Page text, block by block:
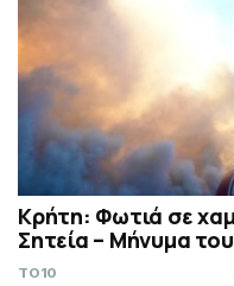
Κρήτη: Φωτιά σε
Σητεία – Μήνυμα
TO10